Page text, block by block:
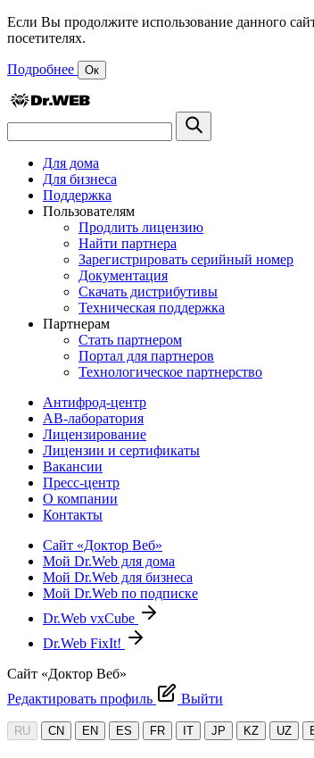
Если Вы продолжите использование данного
посетителях.
Подробнее Ок
Для дома
Для бизнеса
Поддержка
Пользователям
Продлить лицензию
Найти партнера
Зарегистрировать серийный номер
Документация
Скачать дистрибутивы
Техническая поддержка
Партнерам
Стать партнером
Портал для партнеров
Технологическое партнерство
Антифрод-центр
АВ-лаборатория
Лицензирование
Лицензии и сертификаты
Вакансии
Пресс-центр
О компании
Контакты
Сайт «Доктор Веб»
Мой Dr.Web для дома
Мой Dr.Web для бизнеса
Мой Dr.Web по подписке
Dr.Web vxCube
Dr.Web FixIt!
Сайт «Доктор Веб»
Редактировать профиль
Выйти
RU CN EN ES FR IT JP KZ UZ